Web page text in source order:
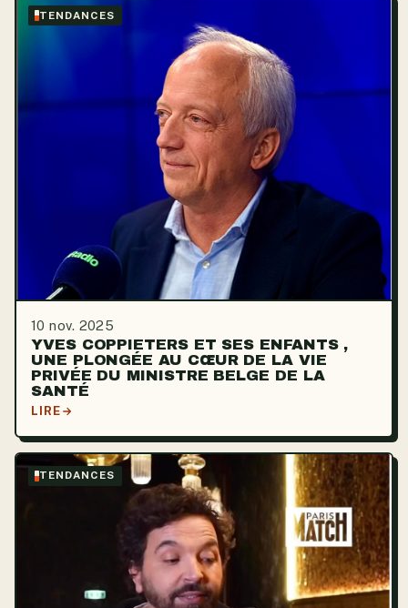
TENDANCES
10 nov. 2025
YVES COPPIETERS ET SES ENFANTS ,
UNE PLONGÉE AU CŒUR DE LA VIE
PRIVÉE DU MINISTRE BELGE DE LA
SANTÉ
LIRE
TENDANCES